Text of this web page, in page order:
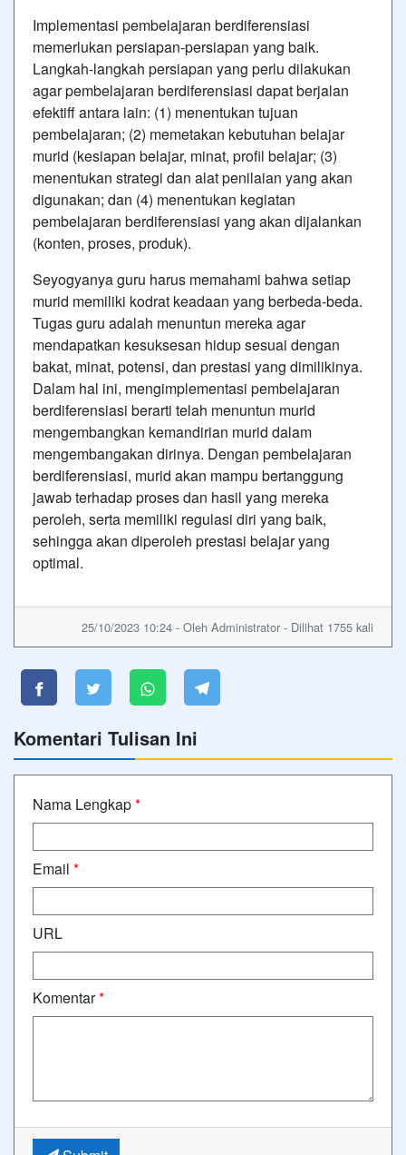
Implementasi pembelajaran berdiferensiasi
memerlukan persiapan-persiapan yang baik.
Langkah-langkah persiapan yang perlu dilakukan
agar pembelajaran berdiferensiasi dapat berjalan
efektiff antara lain: (1) menentukan tujuan
pembelajaran; (2) memetakan kebutuhan belajar
murid (kesiapan belajar, minat, profil belajar; (3)
menentukan strategi dan alat penilaian yang akan
digunakan; dan (4) menentukan kegiatan
pembelajaran berdiferensiasi yang akan dijalankan
(konten, proses, produk).
Seyogyanya guru harus memahami bahwa setiap
murid memiliki kodrat keadaan yang berbeda-beda.
Tugas guru adalah menuntun mereka agar
mendapatkan kesuksesan hidup sesuai dengan
bakat, minat, potensi, dan prestasi yang dimilikinya.
Dalam hal ini, mengimplementasi pembelajaran
berdiferensiasi berarti telah menuntun murid
mengembangkan kemandirian murid dalam
mengembangakan dirinya. Dengan pembelajaran
berdiferensiasi, murid akan mampu bertanggung
jawab terhadap proses dan hasil yang mereka
peroleh, serta memiliki regulasi diri yang baik,
sehingga akan diperoleh prestasi belajar yang
optimal.
25/10/2023 10:24 - Oleh Administrator - Dilihat 1755 kali
Komentari Tulisan Ini
Nama Lengkap*
Email *
URL
Komentar*